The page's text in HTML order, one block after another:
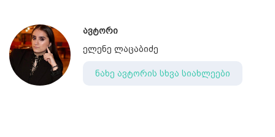
ავტორი
ელენე ლაცაბიძე
ნახე ავტორის სხვა სიახლეები